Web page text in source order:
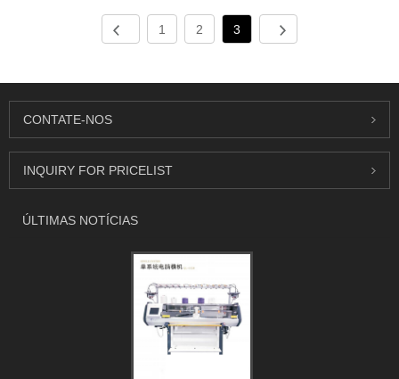
1 2 3
CONTATE-NOS
INQUIRY FOR PRICELIST
ÚLTIMAS NOTÍCIAS